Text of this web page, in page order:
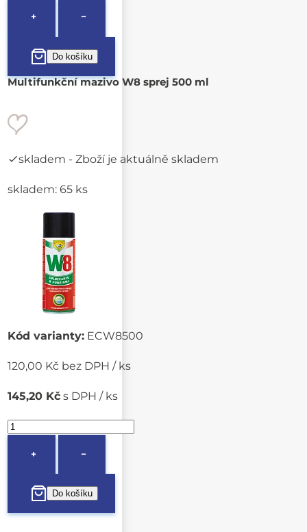
+ −
Multifunkční mazivo W8 sprej 500 ml
skladem - Zboží je aktuálně skladem
skladem: 65 ks
Kód varianty: ECW8500
120,00 Kč bez DPH / ks
145,20 Kč s DPH / ks
+ −